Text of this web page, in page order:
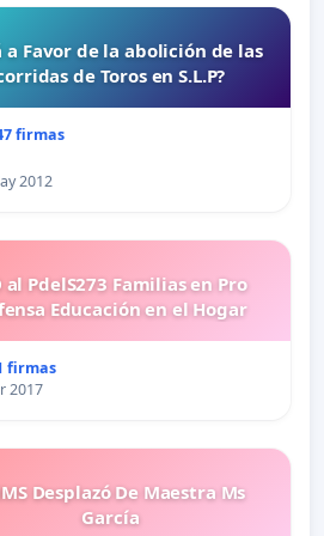
a Favor de la abolición de las
de Toros en S.L.P?
firmas
2012
al PdelS273 Familias en Pro
Educación en el Hogar
firmas
2017
Desplazó De Maestra Ms
García